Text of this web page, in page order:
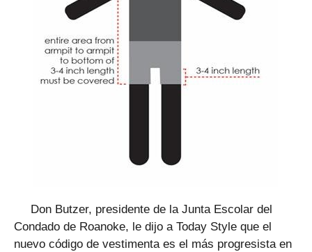
Don Butzer, presidente de la Junta Escolar del
Condado de Roanoke, le dijo a Today Style que el
nuevo código de vestimenta es el más progresista en